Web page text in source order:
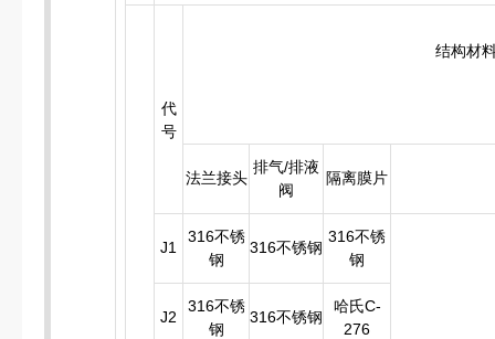
代
号
结构材
法兰接头
排气/排液
阀
隔离膜片
J1
316不锈
钢
316不锈钢
316不锈
钢
J2
316不锈
钢
316不锈钢
哈氏C-
276